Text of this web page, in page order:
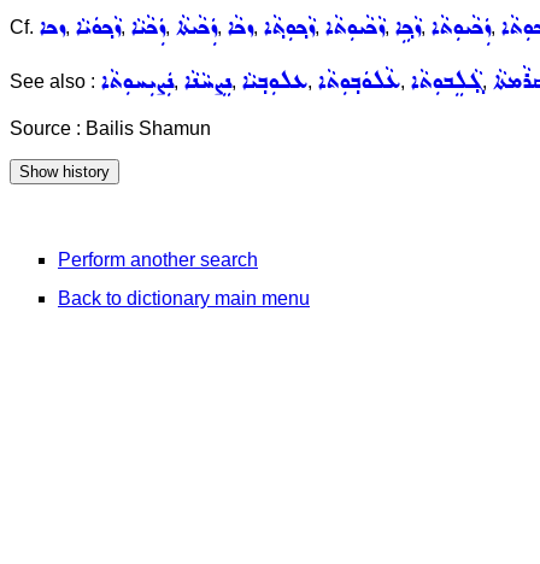
Cf. ܙܟܐ, ܙܵܟ݂ܘܿܝܵܐ, ܙܲܟܵܝܵܐ, ܙܲܟܵܝܬܵܐ, ܙܟܵܐ, ܙܵܟ݂ܘܼܬ݂ܵܐ, ܙܵܟܵܝܘܼܬܵܐ, ܙܵܟ݂ܹܐ, ܙܲܟܵܝܘܼܬܵܐ,
See also : ܢܲܨܝܼܚܘܼܬܵܐ, ܢܸܨܚܵܢܵܐ, ܥܠܘܼܒ݂ܝܵܐ, ܥܵܠܘܿܒ݂ܘܼܬܵܐ, ܓ݂ܵܠܸܒܘܼܬܵܐ,
Source : Bailis Shamun
Perform another search
Back to dictionary main menu